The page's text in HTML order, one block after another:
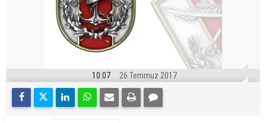
10:07 26 Temmuz 2017